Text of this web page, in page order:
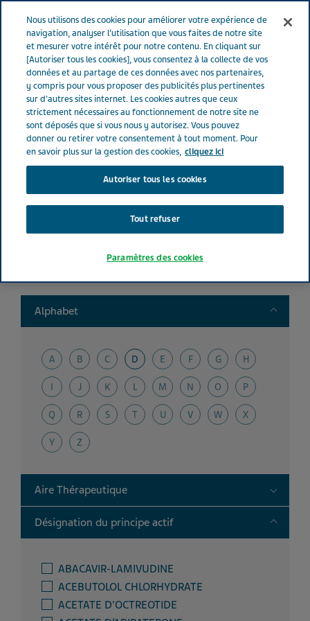
Menu
France Nos Produits Product catalog
Liste de nos médicaments
Search
Filtres clairs
Alphabet Toggle
A B C D E F G H
I J K L M N O P
Q R S T U V W X
Y Z
Aire Thérapeutique Toggle
Désignation du principe actif Toggle
ABACAVIR-LAMIVUDINE
ACEBUTOLOL CHLORHYDRATE
ACETATE D'OCTREOTIDE
Nous utilisons des cookies pour améliorer votre expérience de
navigation, analyser l’utilisation que vous faites de notre site
et mesurer votre intérêt pour notre contenu. En cliquant sur
[Autoriser tous les cookies], vous consentez à la collecte de vos
données et au partage de ces données avec nos partenaires,
y compris pour vous proposer des publicités plus pertinentes
sur d'autres sites internet. Les cookies autres que ceux
strictement nécessaires au fonctionnement de notre site ne
sont déposés que si vous nous y autorisez. Vous pouvez
donner ou retirer votre consentement à tout moment. Pour
en savoir plus sur la gestion des cookies, cliquez ici
Autoriser tous les cookies
Tout refuser
Paramètres des cookies